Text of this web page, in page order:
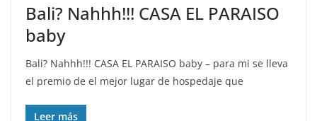
Bali? Nahhh!!! CASA EL PARAISO
baby
Bali? Nahhh!!! CASA EL PARAISO baby – para mi se lleva
el premio de el mejor lugar de hospedaje que
Leer más